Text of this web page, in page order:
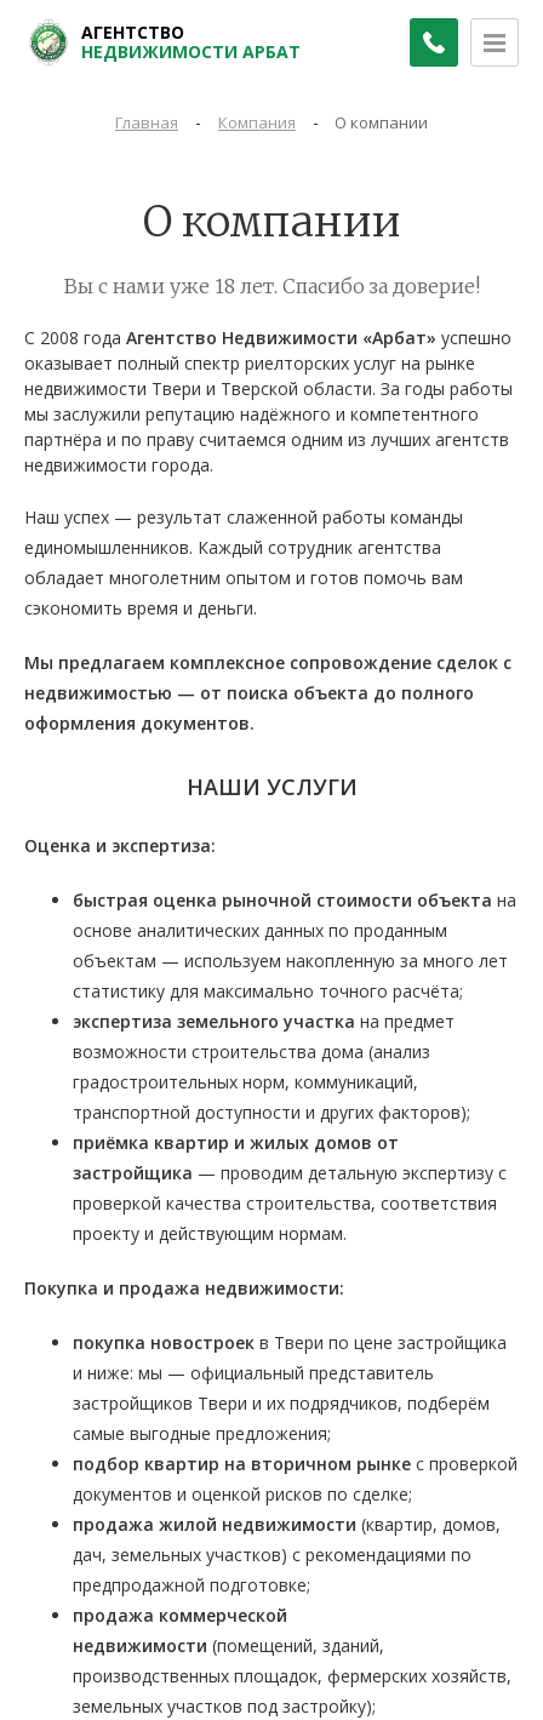
АГЕНТСТВО
НЕДВИЖИМОСТИ АРБАТ
Главная - Компания - О компании
О компании
Вы с нами уже 18 лет. Спасибо за доверие!
С 2008 года Агентство Недвижимости «Арбат» успешно
оказывает полный спектр риелторских услуг на рынке
недвижимости Твери и Тверской области. За годы работы
мы заслужили репутацию надёжного и компетентного
партнёра и по праву считаемся одним из лучших агентств
недвижимости города.
Наш успех — результат слаженной работы команды
единомышленников. Каждый сотрудник агентства
обладает многолетним опытом и готов помочь вам
сэкономить время и деньги.
Мы предлагаем комплексное сопровождение сделок с
недвижимостью — от поиска объекта до полного
оформления документов.
НАШИ УСЛУГИ
Оценка и экспертиза:
быстрая оценка рыночной стоимости объекта на
основе аналитических данных по проданным
объектам — используем накопленную за много лет
статистику для максимально точного расчёта;
экспертиза земельного участка на предмет
возможности строительства дома (анализ
градостроительных норм, коммуникаций,
транспортной доступности и других факторов);
приёмка квартир и жилых домов от
застройщика — проводим детальную экспертизу с
проверкой качества строительства, соответствия
проекту и действующим нормам.
Покупка и продажа недвижимости:
покупка новостроек в Твери по цене застройщика
и ниже: мы — официальный представитель
застройщиков Твери и их подрядчиков, подберём
самые выгодные предложения;
подбор квартир на вторичном рынке с проверкой
документов и оценкой рисков по сделке;
продажа жилой недвижимости (квартир, домов,
дач, земельных участков) с рекомендациями по
предпродажной подготовке;
продажа коммерческой
недвижимости (помещений, зданий,
производственных площадок, фермерских хозяйств,
земельных участков под застройку);